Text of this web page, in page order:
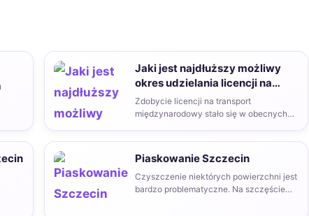
Jaki jest najdłuższy możliwy
okres udzielania licencji na
międzynarodowy transport
drogowy?
Zdobycie licencji na transport
międzynarodowy stało się w obecnych
ponieważ dzięki…
Piaskowanie Szczecin
Czyszczenie niektórych powierzchni jest
bardzo problematyczne. Na szczęście